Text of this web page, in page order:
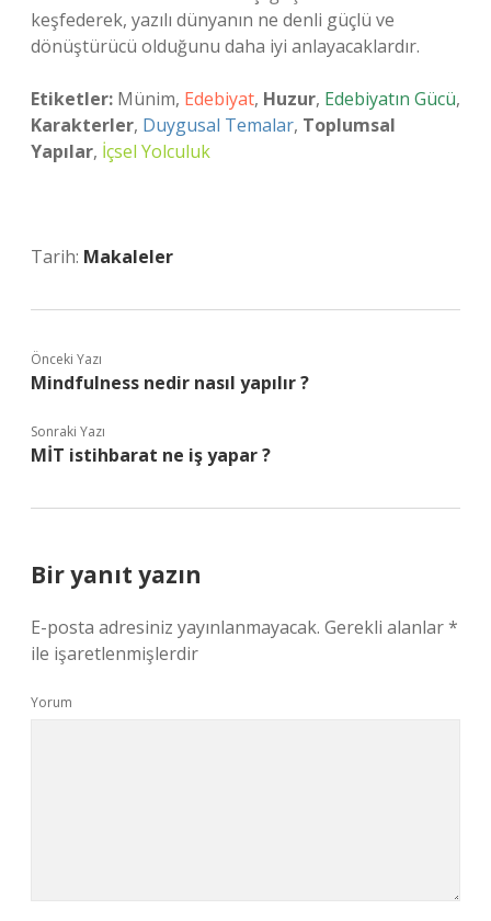
keşfederek, yazılı dünyanın ne denli güçlü ve
dönüştürücü olduğunu daha iyi anlayacaklardır.
Etiketler: Münim, Edebiyat, Huzur, Edebiyatın Gücü,
Karakterler, Duygusal Temalar, Toplumsal
Yapılar, İçsel Yolculuk
Tarih: Makaleler
Önceki Yazı
Mindfulness nedir nasıl yapılır ?
Sonraki Yazı
MİT istihbarat ne iş yapar ?
Bir yanıt yazın
E-posta adresiniz yayınlanmayacak. Gerekli alanlar*
ile işaretlenmişlerdir
Yorum